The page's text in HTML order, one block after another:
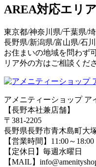
AREA対応エリア
東京都/神奈川県/千葉県/
長野県/新潟県/富山県/石
お住まいの地域を問わず
リア外の方はご相談くだ
アメニティーショップ ア
【長野本社兼店舗】
〒381-2205
長野県長野市青木島町大
【営業時間】11:00～18:00
【定休日】毎週水曜日
【MAIL】